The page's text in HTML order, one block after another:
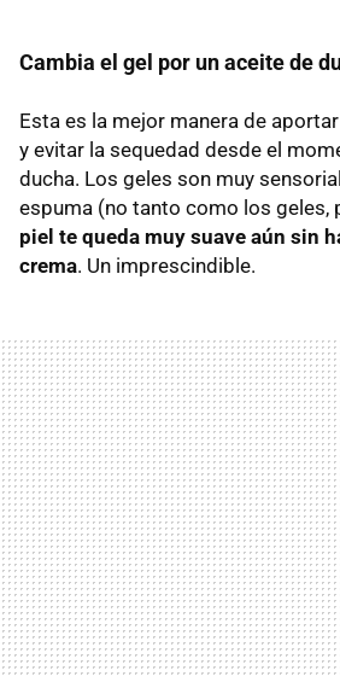
Cambia el gel por un aceite de
Esta es la mejor manera de
y evitar la sequedad desde el
ducha. Los geles son muy
espuma (no tanto como los geles,
piel te queda muy suave aún sin
crema. Un imprescindible.